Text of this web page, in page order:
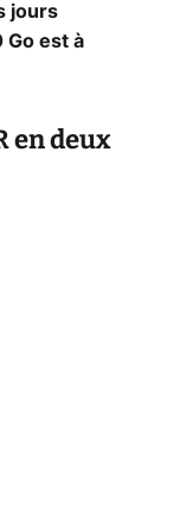
jours
Go est à
en deux